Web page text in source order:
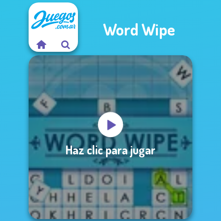
Word Wipe
Haz clic para jugar